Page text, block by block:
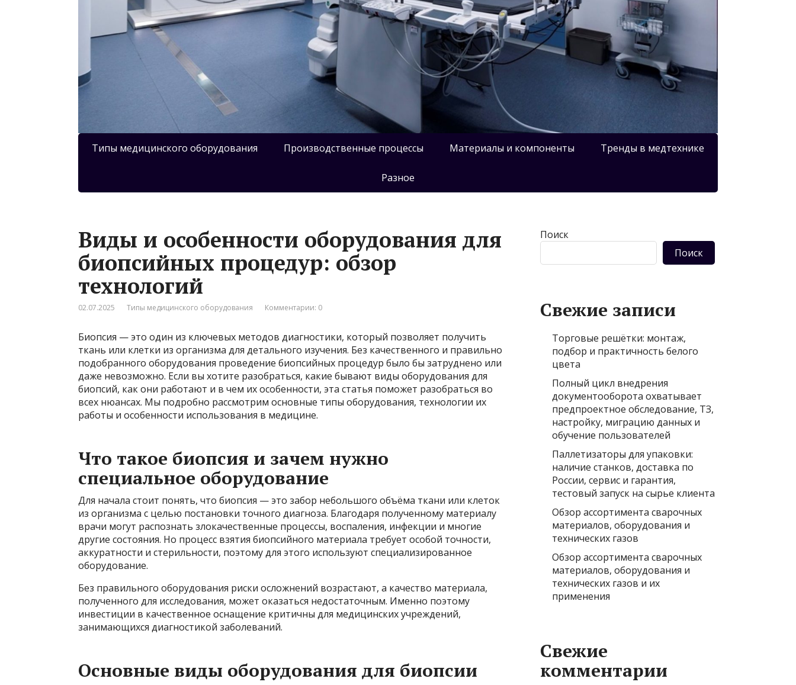
Типы медицинского оборудования Производственные процессы Материалы и компоненты Тренды в медтехнике
Разное
Виды и особенности оборудования для
биопсийных процедур: обзор
технологий
02.07.2025 Типы медицинского оборудования Комментарии: 0
Биопсия — это один из ключевых методов диагностики, который позволяет получить
ткань или клетки из организма для детального изучения. Без качественного и правильно
подобранного оборудования проведение биопсийных процедур было бы затруднено или
даже невозможно. Если вы хотите разобраться, какие бывают виды оборудования для
биопсий, как они работают и в чем их особенности, эта статья поможет разобраться во
всех нюансах. Мы подробно рассмотрим основные типы оборудования, технологии их
работы и особенности использования в медицине.
Что такое биопсия и зачем нужно
специальное оборудование
Для начала стоит понять, что биопсия — это забор небольшого объёма ткани или клеток
из организма с целью постановки точного диагноза. Благодаря полученному материалу
врачи могут распознать злокачественные процессы, воспаления, инфекции и многие
другие состояния. Но процесс взятия биопсийного материала требует особой точности,
аккуратности и стерильности, поэтому для этого используют специализированное
оборудование.
Без правильного оборудования риски осложнений возрастают, а качество материала,
полученного для исследования, может оказаться недостаточным. Именно поэтому
инвестиции в качественное оснащение критичны для медицинских учреждений,
занимающихся диагностикой заболеваний.
Основные виды оборудования для биопсии
Поиск
Поиск
Свежие записи
Торговые решётки: монтаж,
подбор и практичность белого
цвета
Полный цикл внедрения
документооборота охватывает
предпроектное обследование, ТЗ,
настройку, миграцию данных и
обучение пользователей
Паллетизаторы для упаковки:
наличие станков, доставка по
России, сервис и гарантия,
тестовый запуск на сырье клиента
Обзор ассортимента сварочных
материалов, оборудования и
технических газов
Обзор ассортимента сварочных
материалов, оборудования и
технических газов и их
применения
Свежие
комментарии